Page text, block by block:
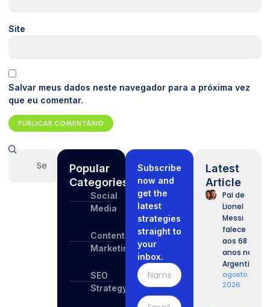
Site
Salvar meus dados neste navegador para a próxima vez
que eu comentar.
Popular
Categories
Social
Media
Content
Marketing
SEO
Strategy
Subscribe
now and
get the
latest
strategies
straight to
your
inbox.
Latest
Article
Pai de
Lionel
Messi
falece
aos 68
anos na
Argentina
agosto 9,
2026